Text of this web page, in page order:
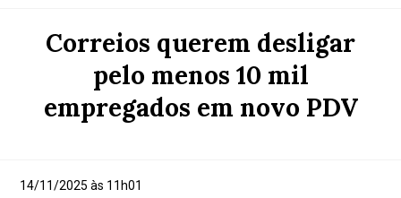
Correios querem desligar
pelo menos 10 mil
empregados em novo PDV
14/11/2025 às 11h01